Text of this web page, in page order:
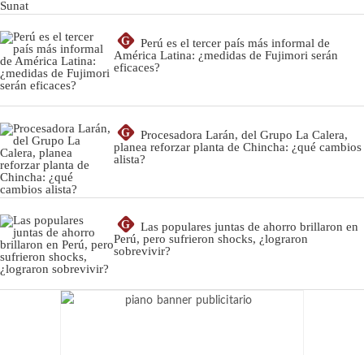
G
Perú es el tercer país más informal de
América Latina: ¿medidas de Fujimori serán
eficaces?
G
Procesadora Larán, del Grupo La Calera,
planea reforzar planta de Chincha: ¿qué cambios
alista?
G
Las populares juntas de ahorro brillaron en
Perú, pero sufrieron shocks, ¿lograron
sobrevivir?